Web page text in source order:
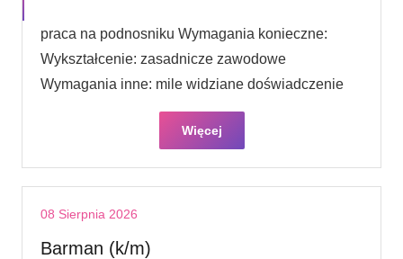
praca na podnosniku Wymagania konieczne:
Wykształcenie: zasadnicze zawodowe
Wymagania inne: mile widziane doświadczenie
Więcej
08 Sierpnia 2026
Barman (k/m)